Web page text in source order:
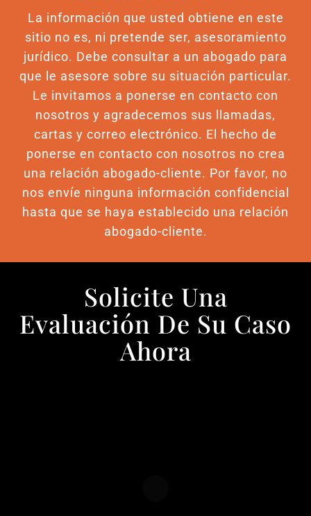
La información que usted obtiene en este
sitio no es, ni pretende ser, asesoramiento
jurídico. Debe consultar a un abogado para
que le asesore sobre su situación particular.
Le invitamos a ponerse en contacto con
nosotros y agradecemos sus llamadas,
cartas y correo electrónico. El hecho de
ponerse en contacto con nosotros no crea
una relación abogado-cliente. Por favor, no
nos envíe ninguna información confidencial
hasta que se haya establecido una relación
abogado-cliente.
Solicite Una
Evaluación De Su Caso
Ahora